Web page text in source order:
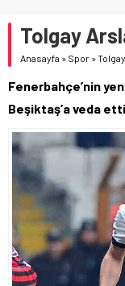
Tolgay
Anasayfa » Spor »
Fenerbahçe’nin
Beşiktaş’a veda